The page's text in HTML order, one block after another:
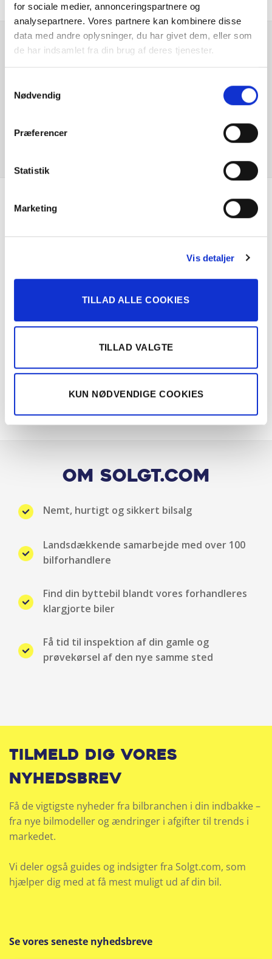
for sociale medier, annonceringspartnere og
analysepartnere. Vores partnere kan kombinere disse
data med andre oplysninger, du har givet dem, eller som
de har indsamlet fra din brug af deres tjenester.
Nødvendig
Præferencer
Statistik
Marketing
Vis detaljer
TILLAD ALLE COOKIES
TILLAD VALGTE
KUN NØDVENDIGE COOKIES
Elruder for
ESP
Infocenter
Isofix
Mørktonede ruder bag
Sædevarme for
Splitbagsæde
Stofindtræk
Er du interesseret i
kunder siger
Om Solgt.com
Nemt, hurtigt og sikkert bilsalg
Landsdækkende samarbejde med over 100
bilforhandlere
Find din byttebil blandt vores forhandleres
klargjorte biler
Få tid til inspektion af din gamle og
prøvekørsel af den nye samme sted
Tilmeld dig vores
nyhedsbrev
Få de vigtigste nyheder fra bilbranchen i din indbakke –
fra nye bilmodeller og ændringer i afgifter til trends i
markedet.
Vi deler også guides og indsigter fra Solgt.com, som
hjælper dig med at få mest muligt ud af din bil.
Se vores seneste nyhedsbreve